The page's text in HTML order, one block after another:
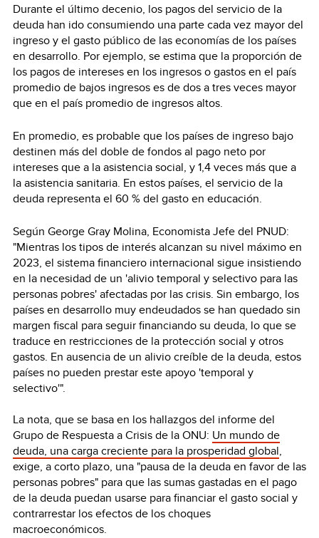
Durante el último decenio, los pagos del servicio de la
deuda han ido consumiendo una parte cada vez mayor del
ingreso y el gasto público de las economías de los países
en desarrollo. Por ejemplo, se estima que la proporción de
los pagos de intereses en los ingresos o gastos en el país
promedio de bajos ingresos es de dos a tres veces mayor
que en el país promedio de ingresos altos.
En promedio, es probable que los países de ingreso bajo
destinen más del doble de fondos al pago neto por
intereses que a la asistencia social, y 1,4 veces más que a
la asistencia sanitaria. En estos países, el servicio de la
deuda representa el 60 % del gasto en educación.
Según George Gray Molina, Economista Jefe del PNUD:
"Mientras los tipos de interés alcanzan su nivel máximo en
2023, el sistema financiero internacional sigue insistiendo
en la necesidad de un 'alivio temporal y selectivo para las
personas pobres' afectadas por las crisis. Sin embargo, los
países en desarrollo muy endeudados se han quedado sin
margen fiscal para seguir financiando su deuda, lo que se
traduce en restricciones de la protección social y otros
gastos. En ausencia de un alivio creíble de la deuda, estos
países no pueden prestar este apoyo 'temporal y
selectivo'".
La nota, que se basa en los hallazgos del informe del
Grupo de Respuesta a Crisis de la ONU: Un mundo de
deuda, una carga creciente para la prosperidad global,
exige, a corto plazo, una "pausa de la deuda en favor de las
personas pobres" para que las sumas gastadas en el pago
de la deuda puedan usarse para financiar el gasto social y
contrarrestar los efectos de los choques
macroeconómicos.